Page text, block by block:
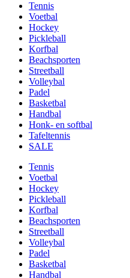
Tennis
Voetbal
Hockey
Pickleball
Korfbal
Beachsporten
Streetball
Volleybal
Padel
Basketbal
Handbal
Honk- en softbal
Tafeltennis
SALE
Tennis
Voetbal
Hockey
Pickleball
Korfbal
Beachsporten
Streetball
Volleybal
Padel
Basketbal
Handbal